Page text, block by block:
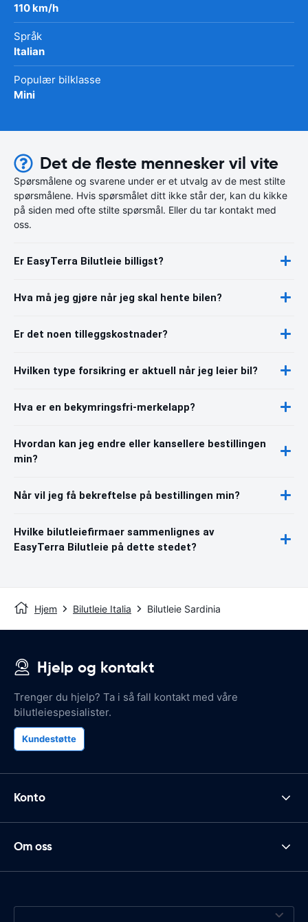
110 km/h
Språk
Italian
Populær bilklasse
Mini
Det de fleste mennesker vil vite
Spørsmålene og svarene under er et utvalg av de mest stilte
spørsmålene. Hvis spørsmålet ditt ikke står der, kan du kikke
på siden med ofte stilte spørsmål. Eller du tar kontakt med
oss.
Er EasyTerra Bilutleie billigst?
Hva må jeg gjøre når jeg skal hente bilen?
Er det noen tilleggskostnader?
Hvilken type forsikring er aktuell når jeg leier bil?
Hva er en bekymringsfri-merkelapp?
Hvordan kan jeg endre eller kansellere bestillingen
min?
Når vil jeg få bekreftelse på bestillingen min?
Hvilke bilutleiefirmaer sammenlignes av
EasyTerra Bilutleie på dette stedet?
Hjem Bilutleie Italia Bilutleie Sardinia
Hjelp og kontakt
Trenger du hjelp? Ta i så fall kontakt med våre
bilutleiespesialister.
Kundestøtte
Konto
Om oss